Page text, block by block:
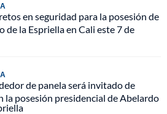
en seguridad para la posesión de
de la Espriella en Cali este 7 de
de panela será invitado de
la posesión presidencial de Abelardo